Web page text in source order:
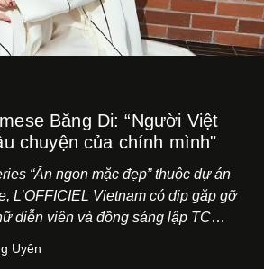
Băng Di: “Người Việt
chuyện của chính mình"
“Ăn ngon mặc đẹp” thuộc dự án
L’OFFICIEL Vietnam có dịp gặp gỡ
diễn viên và đồng sáng lập TC
tại TP.HCM.
Uyên